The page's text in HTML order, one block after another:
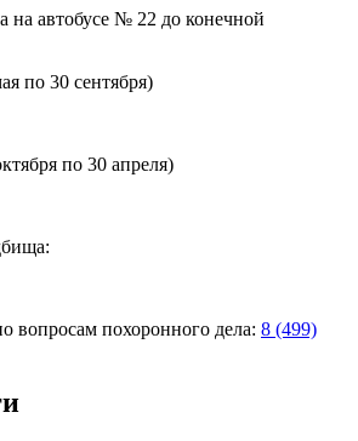
на автобусе № 22 до конечной
по 30 сентября)
по 30 апреля)
вопросам похоронного дела: 8 (499)